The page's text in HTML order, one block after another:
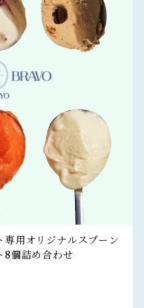
専用オリジナルスプーン
8個詰め合わせ